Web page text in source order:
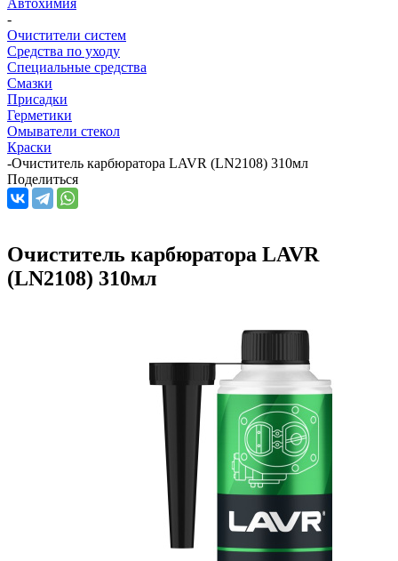
-
Очистители систем
Средства по уходу
Специальные средства
Смазки
Присадки
Герметики
Омыватели стекол
Краски
-Очиститель карбюратора LAVR (LN2108) 310мл
Поделиться
Очиститель карбюратора LAVR
(LN2108) 310мл